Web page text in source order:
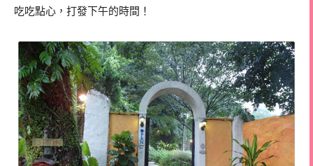
吃吃點心，打發下午的時間！